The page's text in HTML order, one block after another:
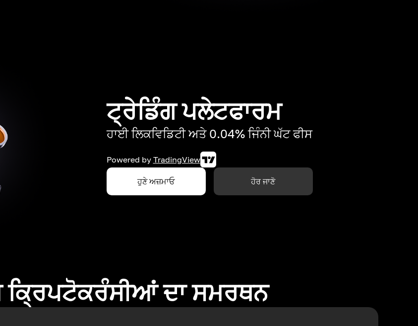
ਟ੍ਰੇਡਿੰਗ ਪਲੇਟਫਾਰਮ
ਹਾਈ ਲਿਕਵਿਡਿਟੀ ਅਤੇ 0.04% ਜਿੰਨੀ ਘੱਟ ਫੀਸ
Powered by TradingView
ਹੁਣੇ ਅਜ਼ਮਾਓ ਹੋਰ ਜਾਣੋ
ਕ੍ਰਿਪਟੋਕਰੰਸੀਆਂ ਦਾ ਸਮਰਥਨ